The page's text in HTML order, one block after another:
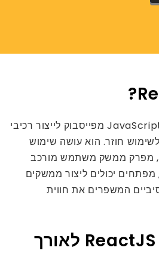
ReactJS היא ספריית JavaScript מפייסבוק לייצור רכיבי
חוזר. הוא עושה שימוש
מפרק ממשק משתמש מורכב
מפתחים יכולים ליצור ממשקים
המשפרים את חווית
אבולוציה של ReactJS לאורך